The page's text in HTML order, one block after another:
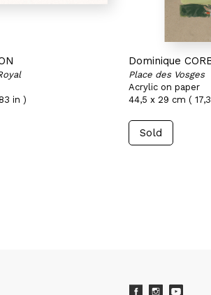
in )
Dominique
Place des Vosges
Acrylic on paper
44,5 x 29 cm (
Sold